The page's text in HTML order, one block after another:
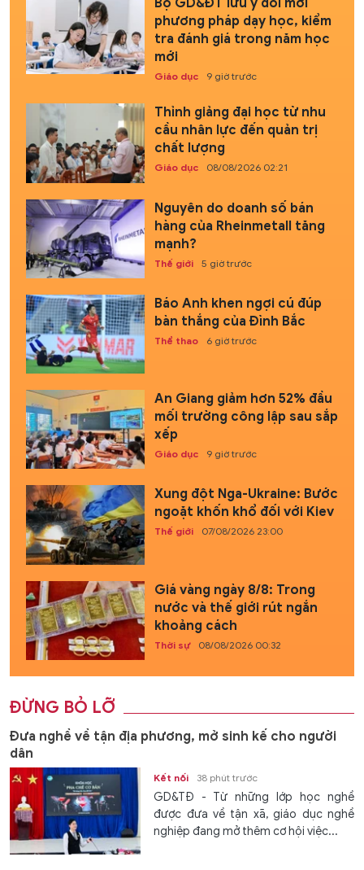
Bộ GD&ĐT lưu ý đổi mới
phương pháp dạy học, kiểm
tra đánh giá trong năm học
mới
Giáo dục 9 giờ trước
Thỉnh giảng đại học từ nhu
cầu nhân lực đến quản trị
chất lượng
Giáo dục 08/08/2026 02:21
Nguyên do doanh số bán
hàng của Rheinmetall tăng
mạnh?
Thế giới 5 giờ trước
Báo Anh khen ngợi cú đúp
bàn thắng của Đình Bắc
Thể thao 6 giờ trước
An Giang giảm hơn 52% đầu
mối trường công lập sau sắp
xếp
Giáo dục 9 giờ trước
Xung đột Nga-Ukraine: Bước
ngoặt khốn khổ đối với Kiev
Thế giới 07/08/2026 23:00
Giá vàng ngày 8/8: Trong
nước và thế giới rút ngắn
khoảng cách
Thời sự 08/08/2026 00:32
ĐỪNG BỎ LỠ
Đưa nghề về tận địa phương, mở sinh kế cho người
dân
Kết nối 38 phút trước
GD&TĐ - Từ những lớp học nghề
được đưa về tận xã, giáo dục nghề
nghiệp đang mở thêm cơ hội việc...